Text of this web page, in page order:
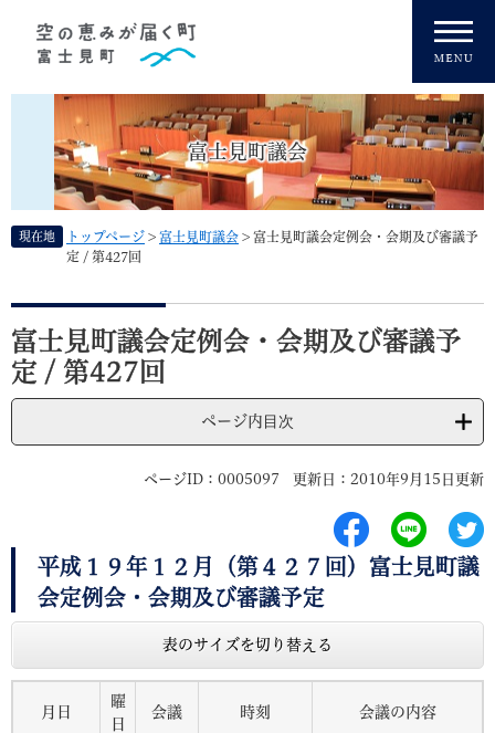
富士見町議会
現在地 トップページ > 富士見町議会 > 富士見町議会定例会・会期及び審議予
定 / 第427回
本
文
富士見町議会定例会・会期及び審議予
定 / 第427回
ページ内目次
ページID：0005097 更新日：2010年9月15日更新
平成１９年１２月（第４２７回）富士見町議
会定例会・会期及び審議予定
表のサイズを切り替える
月日
曜
日
会議 時刻 会議の内容